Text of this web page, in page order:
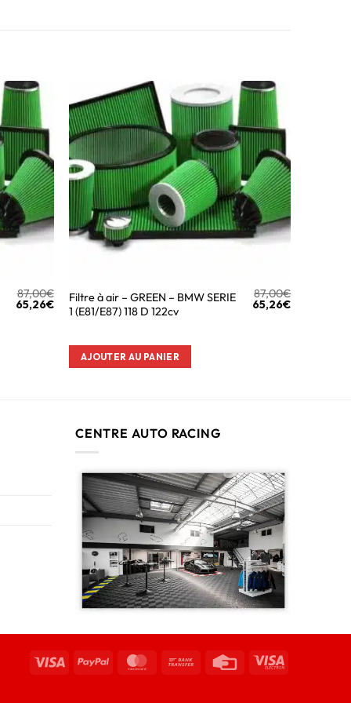
87,00€
65,26€
Filtre à air – GREEN – BMW SERIE
1 (E81/E87) 118 D 122cv
87,00€
65,26€
AJOUTER AU PANIER
CENTRE AUTO RACING